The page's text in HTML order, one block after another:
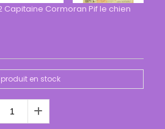
Capitaine Cormoran Pif le chien
produit en stock